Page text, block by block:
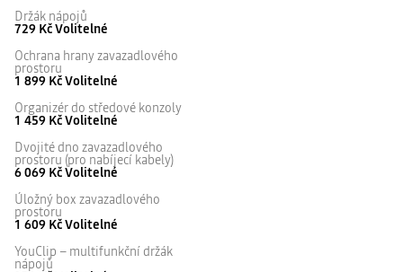
Držák nápojů
729 KčVolitelné
Ochrana hrany zavazadlového
prostoru
1 899 KčVolitelné
Organizér do středové konzoly
1 459 KčVolitelné
Dvojité dno zavazadlového
prostoru (pro nabíjecí kabely)
6 069 KčVolitelné
Úložný box zavazadlového
prostoru
1 609 KčVolitelné
YouClip – multifunkční držák
nápojů